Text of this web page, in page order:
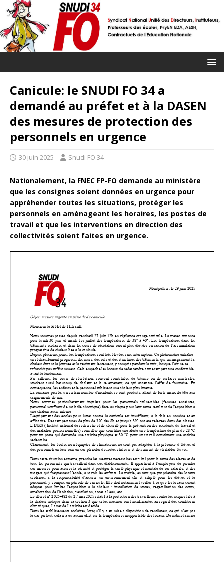
Canicule: le SNUDI FO 34 a
demandé au préfet et à la DASEN
des mesures de protection des
personnels en urgence
30 juin 2025 Snudi FO 34
Nationalement, la FNEC FP-FO demande au ministère
que les consignes soient données en urgence pour
appréhender toutes les situations, protéger les
personnels en aménageant les horaires, les postes de
travail et que les interventions en direction des
collectivités soient faites en urgence.